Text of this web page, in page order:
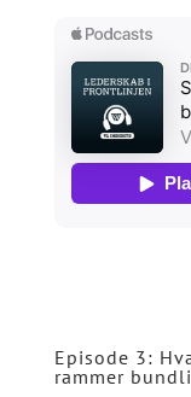
Episode 3:
rammer